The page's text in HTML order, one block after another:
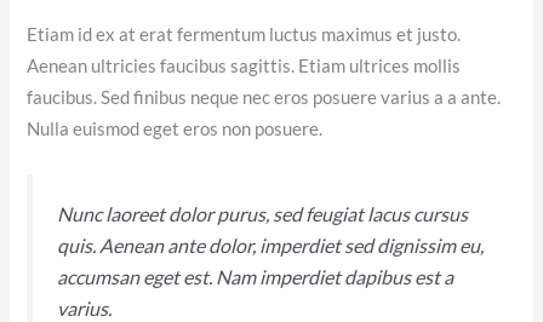
Etiam id ex at erat fermentum luctus maximus et justo.
Aenean ultricies faucibus sagittis. Etiam ultrices mollis
faucibus. Sed finibus neque nec eros posuere varius a a ante.
Nulla euismod eget eros non posuere.
Nunc laoreet dolor purus, sed feugiat lacus cursus
quis. Aenean ante dolor, imperdiet sed dignissim eu,
accumsan eget est. Nam imperdiet dapibus est a
varius.